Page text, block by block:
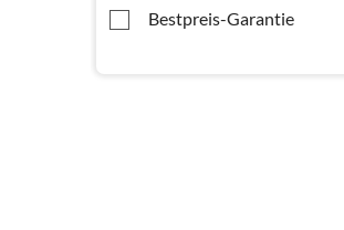
Bestpreis-Garantie